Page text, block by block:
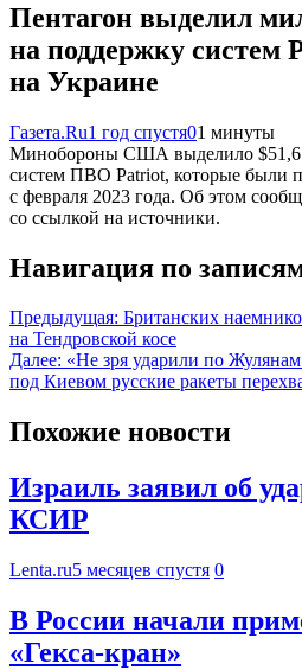
Пентагон выделил
на поддержку систем
на Украине
Газета.Ru1 год спустя01 минуты
Минобороны США выделило $51,6
систем ПВО Patriot, которые были
с февраля 2023 года. Об этом
со ссылкой на источники.
Навигация по
Предыдущая: Британских
на Тендровской косе
Далее: «Не зря ударили по
под Киевом русские ракеты
Похожие новости
Израиль заявил об
КСИР
Lenta.ru5 месяцев спустя 0
В России начали
«Гекса-кран»